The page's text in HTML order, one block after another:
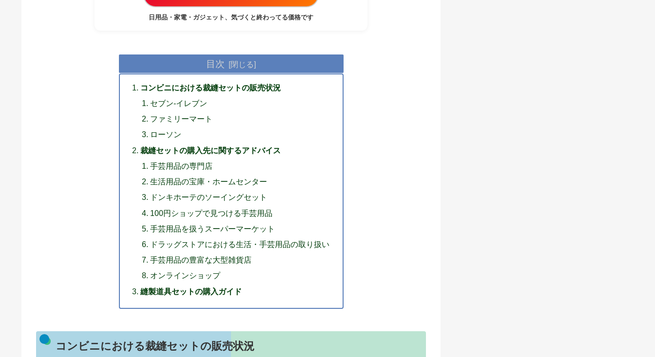
日用品・家電・ガジェット、気づくと終わってる価格です
目次
コンビニにおける裁縫セットの販売状況
セブン-イレブン
ファミリーマート
ローソン
裁縫セットの購入先に関するアドバイス
手芸用品の専門店
生活用品の宝庫・ホームセンター
ドンキホーテのソーイングセット
100円ショップで見つける手芸用品
手芸用品を扱うスーパーマーケット
ドラッグストアにおける生活・手芸用品の取り扱い
手芸用品の豊富な大型雑貨店
オンラインショップ
縫製道具セットの購入ガイド
コンビニにおける裁縫セットの販売状況